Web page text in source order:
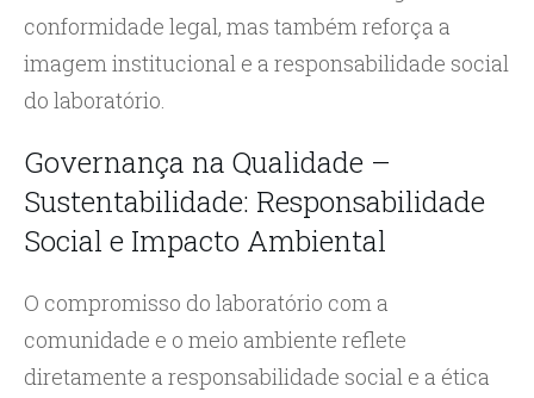
conformidade legal, mas também reforça a
imagem institucional e a responsabilidade social
do laboratório.
Governança na Qualidade –
Sustentabilidade: Responsabilidade
Social e Impacto Ambiental
O compromisso do laboratório com a
comunidade e o meio ambiente reflete
diretamente a responsabilidade social e a ética